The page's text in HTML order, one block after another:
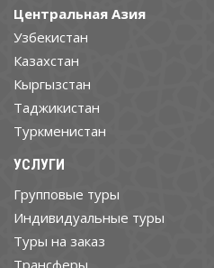
Центральная Азия
Узбекистан
Казахстан
Кыргызстан
Таджикистан
Туркменистан
УСЛУГИ
Групповые туры
Индивидуальные туры
Туры на заказ
Трансферы